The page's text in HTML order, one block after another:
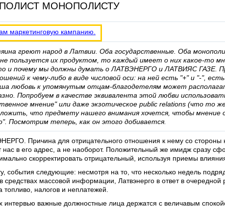
МОНОПОЛИСТУ
маркетинговую кампанию.
греют народ в Латвии. Оба государственные. Оба
пользуется их продуктом, то каждый имеет о них какое-то
и почему мы должны думать о ЛАТВЭНЕРГО и ЛАТВИЯС ГАЗЕ.
к чему-либо в виде числовой оси: на ней есть "+" и "-",
любовь к упомянутым отцам-благодетелям может
Попробуем в качестве эквивалента этой любви
мнение" или даже экзотическое public relations (что то
что предмету нашего внимания хочется, чтобы мнение
Посмотрим теперь, как он этого добивается.
Причина для отрицательного отношения к нему со стороны
нас в его адрес, а не наоборот. Положительный же имидж сразу
скорректировать отрицательный, используя приемы
события следующие: несмотря на то, что несколько недель
средствах массовой информации, Латвэнерго в ответ в
топливо, налогов и неплатежей.
интервью важные должностные лица держатся с величавым